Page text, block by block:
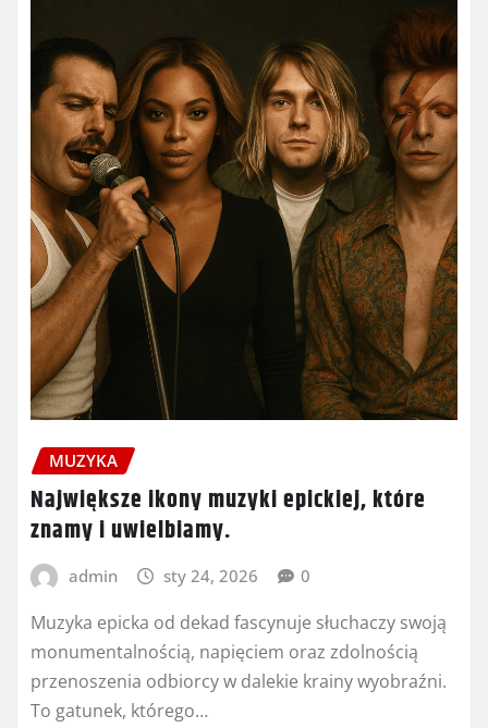
MUZYKA
Największe ikony muzyki epickiej, które
znamy i uwielbiamy.
admin sty 24, 2026 0
Muzyka epicka od dekad fascynuje słuchaczy swoją
monumentalnością, napięciem oraz zdolnością
przenoszenia odbiorcy w dalekie krainy wyobraźni.
To gatunek, którego…